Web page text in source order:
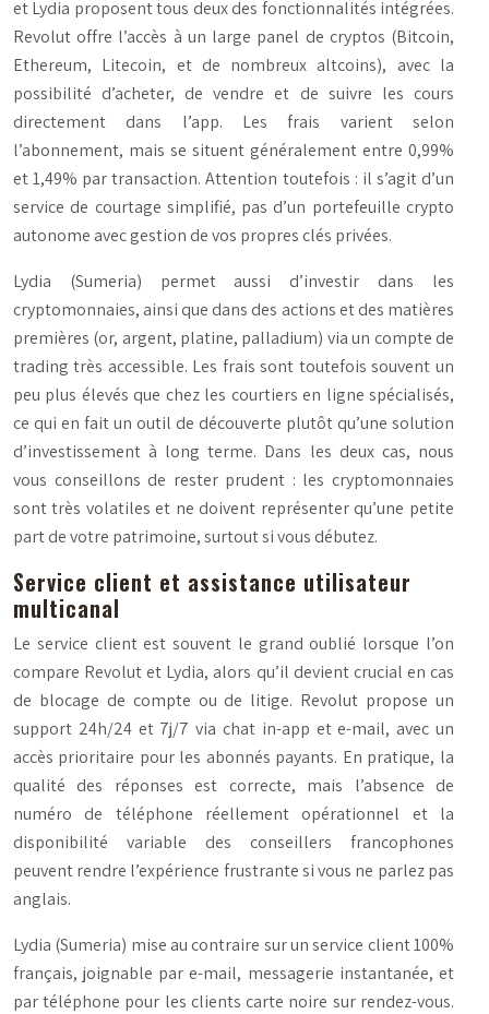
et Lydia proposent tous deux des fonctionnalités intégrées.
Revolut offre l’accès à un large panel de cryptos (Bitcoin,
Ethereum, Litecoin, et de nombreux altcoins), avec la
possibilité d’acheter, de vendre et de suivre les cours
directement dans l’app. Les frais varient selon
l’abonnement, mais se situent généralement entre 0,99%
et 1,49% par transaction. Attention toutefois : il s’agit d’un
service de courtage simplifié, pas d’un portefeuille crypto
autonome avec gestion de vos propres clés privées.
Lydia (Sumeria) permet aussi d’investir dans les
cryptomonnaies, ainsi que dans des actions et des matières
premières (or, argent, platine, palladium) via un compte de
trading très accessible. Les frais sont toutefois souvent un
peu plus élevés que chez les courtiers en ligne spécialisés,
ce qui en fait un outil de découverte plutôt qu’une solution
d’investissement à long terme. Dans les deux cas, nous
vous conseillons de rester prudent : les cryptomonnaies
sont très volatiles et ne doivent représenter qu’une petite
part de votre patrimoine, surtout si vous débutez.
Service client et assistance utilisateur
multicanal
Le service client est souvent le grand oublié lorsque l’on
compare Revolut et Lydia, alors qu’il devient crucial en cas
de blocage de compte ou de litige. Revolut propose un
support 24h/24 et 7j/7 via chat in-app et e-mail, avec un
accès prioritaire pour les abonnés payants. En pratique, la
qualité des réponses est correcte, mais l’absence de
numéro de téléphone réellement opérationnel et la
disponibilité variable des conseillers francophones
peuvent rendre l’expérience frustrante si vous ne parlez pas
anglais.
Lydia (Sumeria) mise au contraire sur un service client 100%
français, joignable par e-mail, messagerie instantanée, et
par téléphone pour les clients carte noire sur rendez-vous.